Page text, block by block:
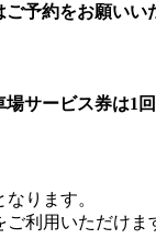
予約をお願いい
サービス券は1
ります。
利用いただけま